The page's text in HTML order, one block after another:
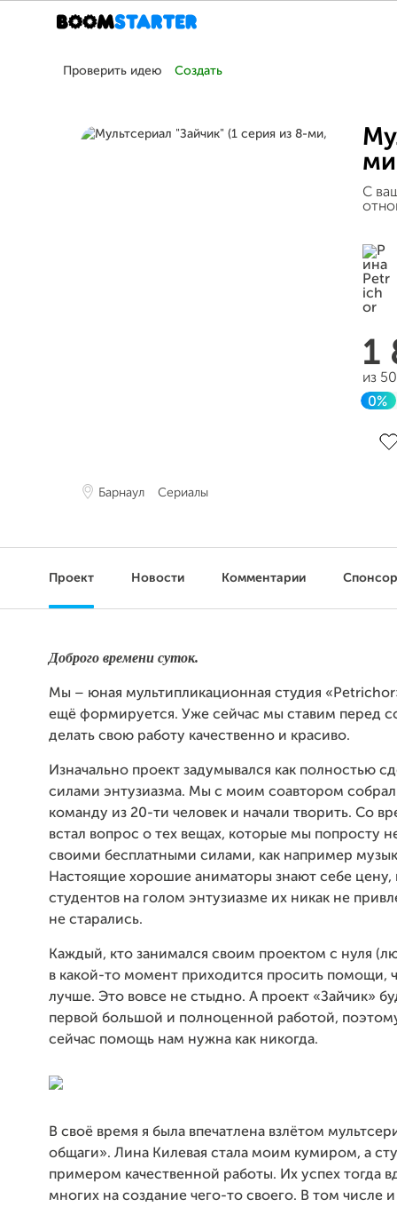
Проверить идею Создать
Барнаул Сериалы
С
1
из
0%
Проект Новости Комментарии
Доброго времени суток.
Мы – юная мультипликационная студия
ещё формируется. Уже сейчас мы ставим перед
делать свою работу качественно и красиво.
Изначально проект задумывался как полностью
силами энтузиазма. Мы с моим соавтором
команду из 20-ти человек и начали творить. Со
встал вопрос о тех вещах, которые мы попросту
своими бесплатными силами, как например
Настоящие хорошие аниматоры знают себе цену,
студентов на голом энтузиазме их никак не
не старались.
Каждый, кто занимался своим проектом с нуля
в какой-то момент приходится просить помощи,
лучше. Это вовсе не стыдно. А проект «Зайчик»
первой большой и полноценной работой,
сейчас помощь нам нужна как никогда.
В своё время я была впечатлена взлётом
общаги». Лина Килевая стала моим кумиром, а
примером качественной работы. Их успех тогда
многих на создание чего-то своего. В том числе